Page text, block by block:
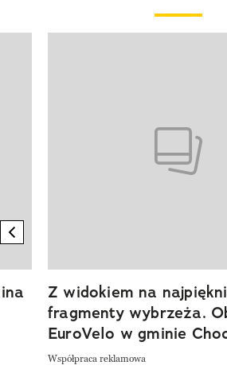
previous element
Z widokiem na
fragmenty wybrzeża.
EuroVelo w gminie
Współpraca reklamowa